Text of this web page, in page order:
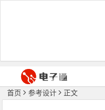
首页 参考设计 正文